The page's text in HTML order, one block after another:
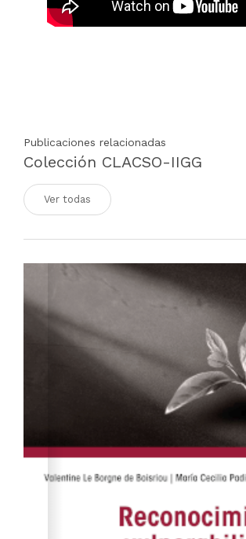
Publicaciones relacionadas
Colección CLACSO-IIGG
Ver todas